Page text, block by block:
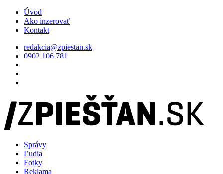
Úvod
Ako inzerovať
Kontakt
redakcia@zpiestan.sk
0902 106 781
Správy
Ľudia
Fotky
Reklama